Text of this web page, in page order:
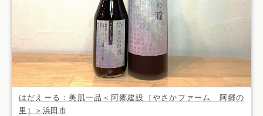
はだえーる：美肌一品＜阿郷建設［やさかファーム 阿郷の
里］＞浜田市